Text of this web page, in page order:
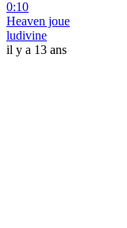
0:10
Heaven joue
ludivine
il y a 13 ans